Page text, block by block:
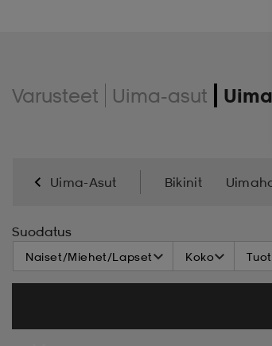
Varusteet Uima-asut
Uima-Asut Bikinit
Suodatus
Naiset/Miehet/Lapset Koko